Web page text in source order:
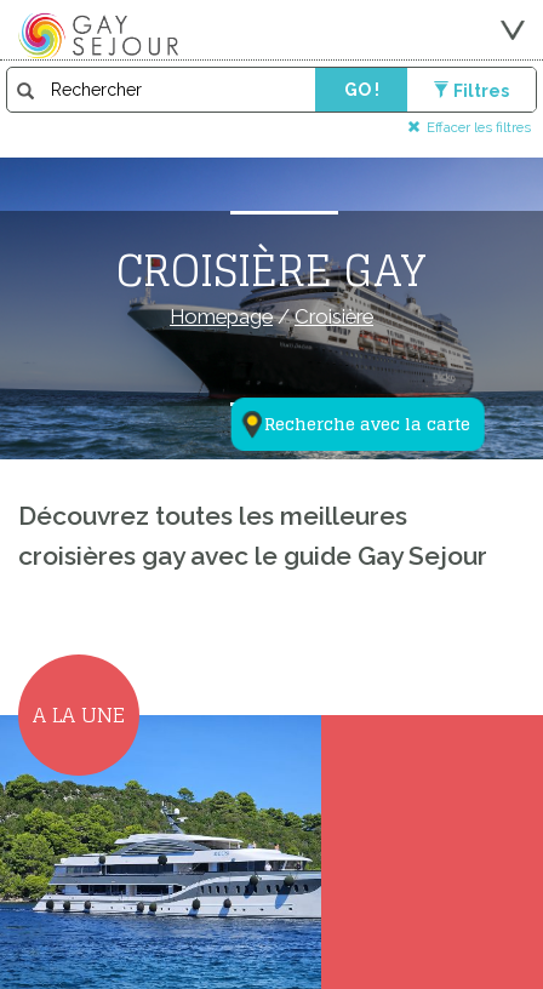
GO ! Filtres
Effacer les filtres
Recherche avec la carte
CROISIÈRE GAY
Homepage/Croisière
Découvrez toutes les meilleures
croisières gay avec le guide Gay Sejour
A LA UNE